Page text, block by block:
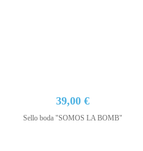
39,00 €
Sello boda "SOMOS LA BOMB"